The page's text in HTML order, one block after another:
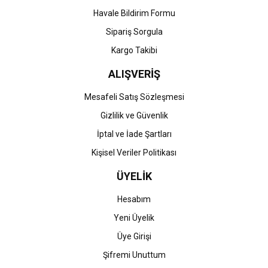
Gönder
Havale Bildirim Formu
Sipariş Sorgula
Kargo Takibi
ALIŞVERİŞ
Mesafeli Satış Sözleşmesi
Gizlilik ve Güvenlik
İptal ve İade Şartları
Kişisel Veriler Politikası
ÜYELİK
Hesabım
Yeni Üyelik
Üye Girişi
Şifremi Unuttum